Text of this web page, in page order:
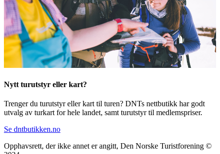
Nytt turutstyr eller kart?
Trenger du turutstyr eller kart til turen? DNTs nettbutikk har godt
utvalg av turkart for hele landet, samt turutstyr til medlemspriser.
Se dntbutikken.no
Opphavsrett, der ikke annet er angitt, Den Norske Turistforening ©